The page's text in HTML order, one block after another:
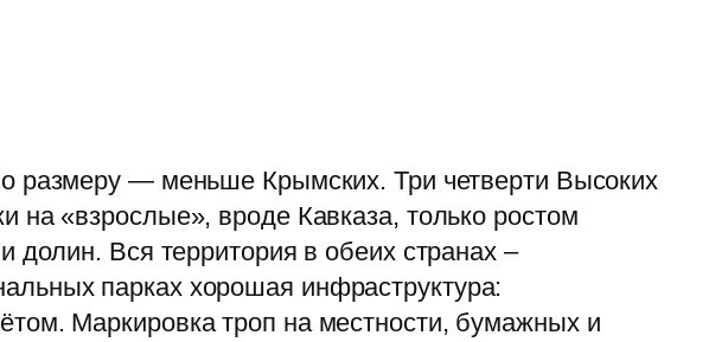
размеру — меньше Крымских. Три четверти Высоких
«взрослые», вроде Кавказа, только ростом
долин. Вся территория в обеих странах –
парках хорошая инфраструктура:
Маркировка троп на местности, бумажных и